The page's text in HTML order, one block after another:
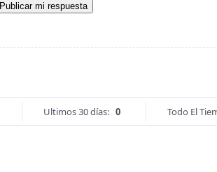
Publicar mi respuesta
Ultimos 30 días: 0 Todo El